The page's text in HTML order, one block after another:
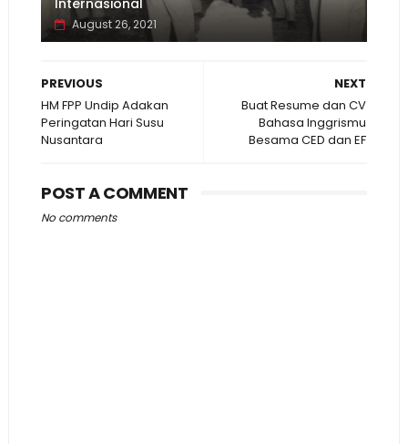
Internasional
August 26, 2021
NEXT
Buat Resume dan CV
Bahasa Inggrismu
Besama CED dan EF
PREVIOUS
HM FPP Undip Adakan
Peringatan Hari Susu
Nusantara
POST A COMMENT
No comments